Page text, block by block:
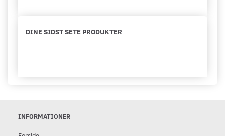
DINE SIDST SETE PRODUKTER
INFORMATIONER